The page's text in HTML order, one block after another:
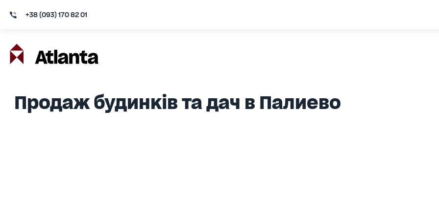
+38 (093) 170 82 01
Продаж будинків та дач в Палиево